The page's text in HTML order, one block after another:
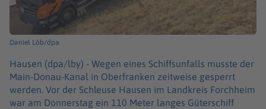
Daniel Löb/dpa
Hausen (dpa/lby) - Wegen eines Schiffsunfalls musste der
Main-Donau-Kanal in Oberfranken zeitweise gesperrt
werden. Vor der Schleuse Hausen im Landkreis Forchheim
war am Donnerstag ein 110 Meter langes Güterschiff